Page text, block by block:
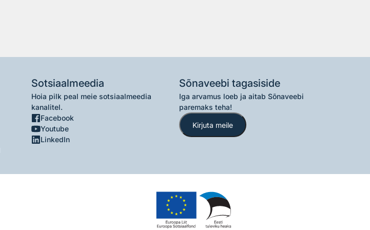
Sotsiaalmeedia
Hoia pilk peal meie sotsiaalmeedia
kanalitel.
Facebook
Youtube
LinkedIn
Sõnaveebi tagasiside
Iga arvamus loeb ja aitab Sõnaveebi
paremaks teha!
Kirjuta meile